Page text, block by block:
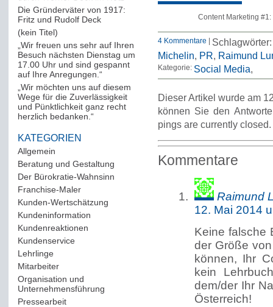
Die Gründerväter von 1917:
Fritz und Rudolf Deck
(kein Titel)
„Wir freuen uns sehr auf Ihren
Besuch nächsten Dienstag um
17.00 Uhr und sind gespannt
auf Ihre Anregungen.“
„Wir möchten uns auf diesem
Wege für die Zuverlässigkeit
und Pünktlichkeit ganz recht
herzlich bedanken.“
KATEGORIEN
Allgemein
Beratung und Gestaltung
Der Bürokratie-Wahnsinn
Franchise-Maler(42)
Kunden-Wertschätzung
Kundeninformation
Kundenreaktionen
Kundenservice(178)
Lehrlinge(54)
Mitarbeiter(163)
Organisation und
Unternehmensführung
Pressearbeit(12)
Content Marketing
4 Kommentare
Michelin, PR, Raimund
Kategorie: Social Media
Dieser Artikel wurde am
können Sie den
pings are currently closed.
Kommentare
Raimund
12. Mai 2014
Keine falsche
der Größe
können, Ihr
kein
dem/der Ihr
Österreich!